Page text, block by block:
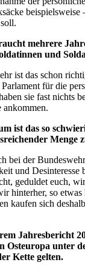
beispielsweise
mehrere
und
ist das schon
für die
sie fast nichts
ankommen.
ist das so
Menge
bei der
und Desinteresse
geduldet euch,
hinterher, so etwas
kaufen sich
Jahresbericht
Osteuropa unter
Kette gelten.